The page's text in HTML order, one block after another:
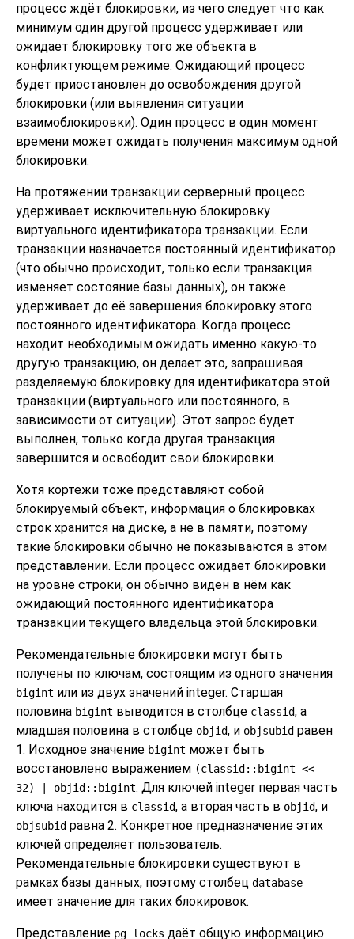
процесс ждёт блокировки, из чего следует что как
минимум один другой процесс удерживает или
ожидает блокировку того же объекта в
конфликтующем режиме. Ожидающий процесс
будет приостановлен до освобождения другой
блокировки (или выявления ситуации
взаимоблокировки). Один процесс в один момент
времени может ожидать получения максимум одной
блокировки.
На протяжении транзакции серверный процесс
удерживает исключительную блокировку
виртуального идентификатора транзакции. Если
транзакции назначается постоянный идентификатор
(что обычно происходит, только если транзакция
изменяет состояние базы данных), он также
удерживает до её завершения блокировку этого
постоянного идентификатора. Когда процесс
находит необходимым ожидать именно какую-то
другую транзакцию, он делает это, запрашивая
разделяемую блокировку для идентификатора этой
транзакции (виртуального или постоянного, в
зависимости от ситуации). Этот запрос будет
выполнен, только когда другая транзакция
завершится и освободит свои блокировки.
Хотя кортежи тоже представляют собой
блокируемый объект, информация о блокировках
строк хранится на диске, а не в памяти, поэтому
такие блокировки обычно не показываются в этом
представлении. Если процесс ожидает блокировки
на уровне строки, он обычно виден в нём как
ожидающий постоянного идентификатора
транзакции текущего владельца этой блокировки.
Рекомендательные блокировки могут быть
получены по ключам, состоящим из одного значения
bigint или из двух значений integer. Старшая
половина bigint выводится в столбце classid, а
младшая половина в столбце objid, и objsubid равен
1. Исходное значение bigint может быть
восстановлено выражением (classid::bigint <<
32) | objid::bigint. Для ключей integer первая часть
ключа находится в classid, а вторая часть в objid, и
objsubid равна 2. Конкретное предназначение этих
ключей определяет пользователь.
Рекомендательные блокировки существуют в
рамках базы данных, поэтому столбец database
имеет значение для таких блокировок.
Представление pg_locks даёт общую информацию